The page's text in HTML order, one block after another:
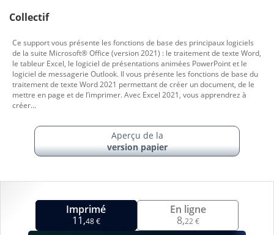
Collectif
Imprimé
11,48 €
En ligne
8,22 €
Ce support vous présente les fonctions de base des principaux logiciels
de la suite Microsoft® Office (version 2021) : le traitement de texte Word,
le tableur Excel, le logiciel de présentations animées PowerPoint et le
logiciel de messagerie Outlook. Il vous présente les fonctions de base du
traitement de texte Word 2021 permettant de créer un document, de le
mettre en page et de l’imprimer. Avec Excel 2021, vous apprendrez à
créer...
Aperçu de la
version papier